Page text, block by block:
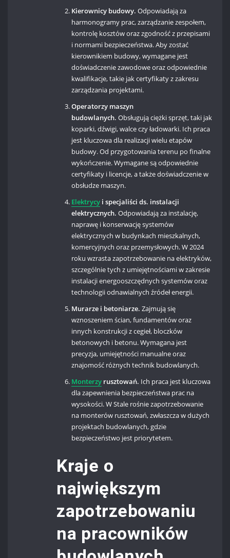
Kierownicy budowy. Odpowiadają za
harmonogramy prac, zarządzanie zespołem,
kontrolę kosztów oraz zgodność z przepisami
i normami bezpieczeństwa. Aby zostać
kierownikiem budowy, wymagane jest
doświadczenie zawodowe oraz odpowiednie
kwalifikacje, takie jak certyfikaty z zakresu
zarządzania projektami.
Operatorzy maszyn
budowlanych. Obsługują ciężki sprzęt, taki jak
koparki, dźwigi, walce czy ładowarki. Ich praca
jest kluczowa dla realizacji wielu etapów
budowy. Od przygotowania terenu po finalne
wykończenie. Wymagane są odpowiednie
certyfikaty i licencje, a także doświadczenie w
obsłudze maszyn.
Elektrycy i specjaliści ds. instalacji
elektrycznych. Odpowiadają za instalację,
naprawę i konserwację systemów
elektrycznych w budynkach mieszkalnych,
komercyjnych oraz przemysłowych. W 2024
roku wzrasta zapotrzebowanie na elektryków,
szczególnie tych z umiejętnościami w zakresie
instalacji energooszczędnych systemów oraz
technologii odnawialnych źródeł energii.
Murarze i betoniarze.Zajmują się
wznoszeniem ścian, fundamentów oraz
innych konstrukcji z cegieł, bloczków
betonowych i betonu. Wymagana jest
precyzja, umiejętności manualne oraz
znajomość różnych technik budowlanych.
Monterzy rusztowań. Ich praca jest kluczowa
dla zapewnienia bezpieczeństwa prac na
wysokości. W Stale rośnie zapotrzebowanie
na monterów rusztowań, zwłaszcza w dużych
projektach budowlanych, gdzie
bezpieczeństwo jest priorytetem.
Kraje o
największym
zapotrzebowaniu
na pracowników